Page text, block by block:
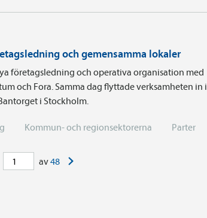
och gemensamma lokaler
företagsledning och operativa organisation med
och Fora. Samma dag flyttade verksamheten in i
i Stockholm.
Kommun- och regionsektorerna Parter
av48